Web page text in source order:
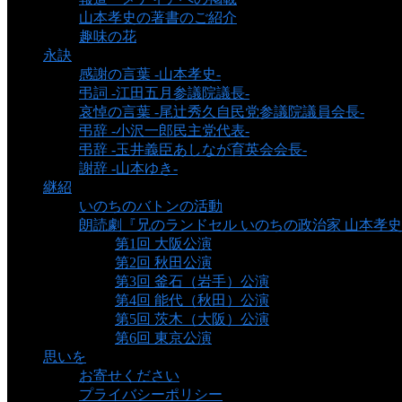
山本孝史の著書のご紹介
趣味の花
永訣
感謝の言葉 -山本孝史-
弔詞 -江田五月参議院議長-
哀悼の言葉 -尾辻秀久自民党参議院議員会長-
弔辞 -小沢一郎民主党代表-
弔辞 -玉井義臣あしなが育英会会長-
謝辞 -山本ゆき-
継紹
いのちのバトンの活動
朗読劇『兄のランドセル いのちの政治家 山本孝
第1回 大阪公演
第2回 秋田公演
第3回 釜石（岩手）公演
第4回 能代（秋田）公演
第5回 茨木（大阪）公演
第6回 東京公演
思いを
お寄せください
プライバシーポリシー